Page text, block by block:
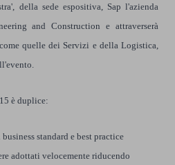
della sede espositiva, Sap l'azienda
and Construction e attraverserà
quelle dei Servizi e della Logistica,
è duplice:
standard e best practice
adottati velocemente riducendo